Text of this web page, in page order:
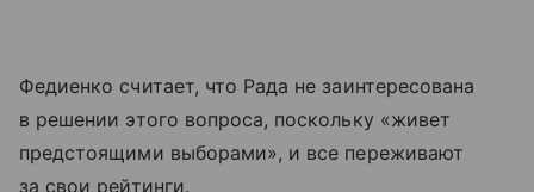
Федиенко считает, что Рада не заинтересована
в решении этого вопроса, поскольку «живет
предстоящими выборами», и все переживают
за свои рейтинги.